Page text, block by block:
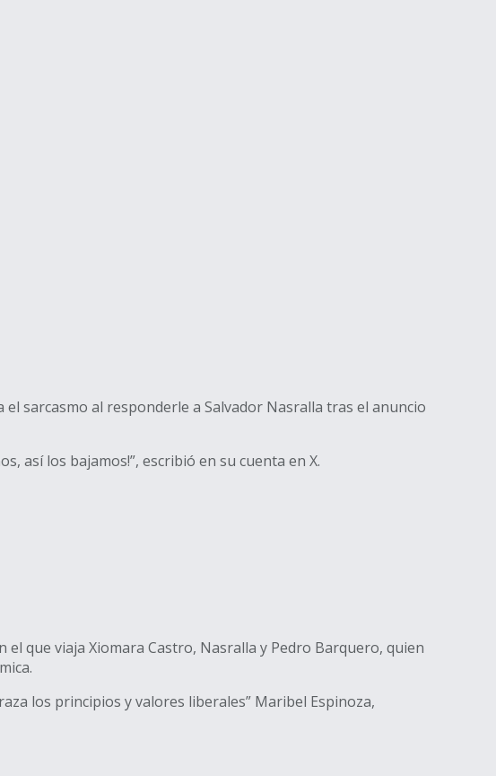
sarcasmo al responderle a Salvador Nasralla tras el anuncio
así los bajamos!”, escribió en su cuenta en X.
que viaja Xiomara Castro, Nasralla y Pedro Barquero, quien
los principios y valores liberales” Maribel Espinoza,